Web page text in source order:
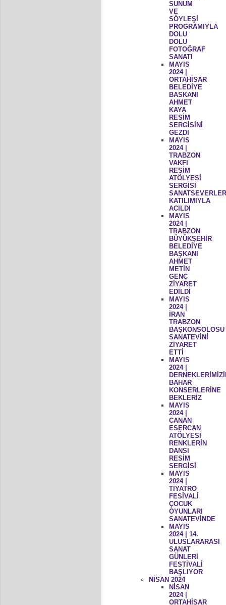
SUNUM
VE
SÖYLEŞİ
PROGRAMIYLA
DOLU
DOLU
FOTOĞRAF
SANATI
MAYIS
2024 |
ORTAHİSAR
BELEDİYE
BASKANI
AHMET
KAYA
RESİM
SERGİSİNİ
GEZDİ
MAYIS
2024 |
TRABZON
VAKFI
RESİM
ATÖLYESİ
SERGİSİ
KATILIMIYLA
ACILDI
MAYIS
2024 |
TRABZON
BÜYÜKŞEHİR
BELEDİYE
BAŞKANI
AHMET
METİN
GENÇ
ZİYARET
EDİLDİ
MAYIS
2024 |
İRAN
TRABZON
BAŞKONSOLOSU
SANATEVİNİ
ZİYARET
ETTİ
MAYIS
2024 |
BAHAR
KONSERLERİNE
BEKLERİZ
MAYIS
2024 |
CANAN
ESERCAN
ATÖLYESİ
RENKLERİN
DANSI
RESİM
SERGİSİ
MAYIS
2024 |
TİYATRO
FESİVALİ
ÇOCUK
OYUNLARI
SANATEVİNDE
MAYIS
2024 | 14.
ULUSLARARASI
SANAT
GÜNLERİ
FESTİVALİ
BAŞLIYOR
NİSAN 2024
NİSAN
2024 |
ORTAHİSAR